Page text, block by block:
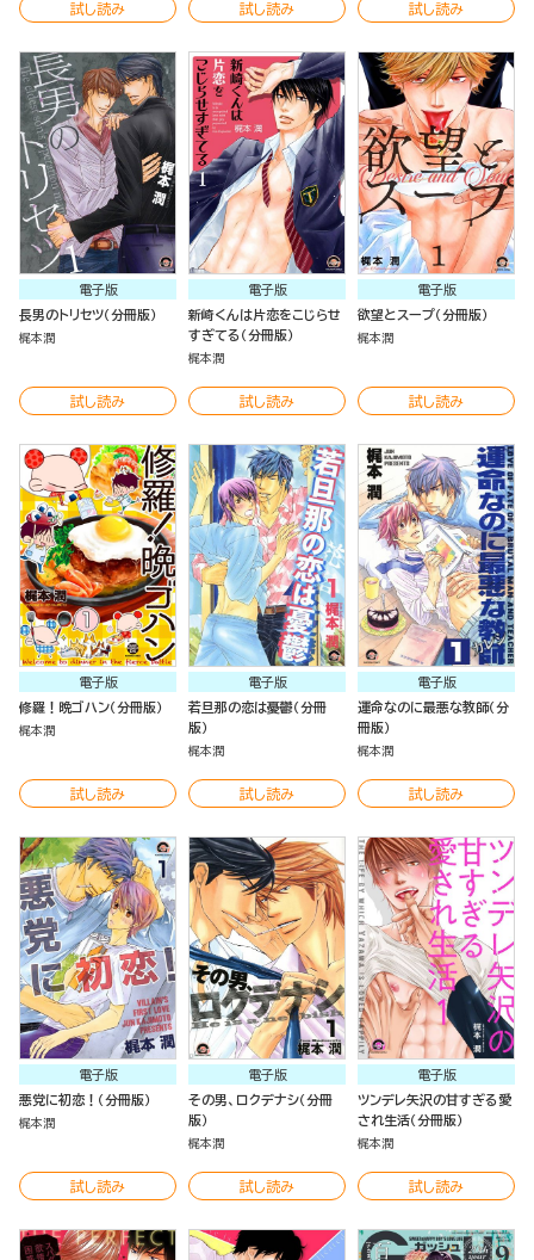
試し読み 試し読み 試し読み
電子版
長男のトリセツ（分冊版）
梶本潤
試し読み
電子版
新崎くんは片恋をこじらせ
すぎてる（分冊版）
梶本潤
試し読み
電子版
欲望とスープ（分冊版）
梶本潤
試し読み
電子版
修羅！晩ゴハン（分冊版）
梶本潤
試し読み
電子版
若旦那の恋は憂鬱（分冊
版）
梶本潤
試し読み
電子版
運命なのに最悪な教師（分
冊版）
梶本潤
試し読み
電子版
悪党に初恋！（分冊版）
梶本潤
試し読み
電子版
その男、ロクデナシ（分冊
版）
梶本潤
試し読み
電子版
ツンデレ矢沢の甘すぎる愛
され生活（分冊版）
梶本潤
試し読み